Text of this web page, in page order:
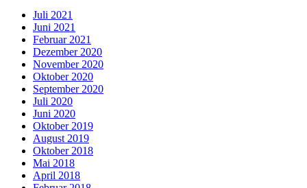
Juli 2021
Juni 2021
Februar 2021
Dezember 2020
November 2020
Oktober 2020
September 2020
Juli 2020
Juni 2020
Oktober 2019
August 2019
Oktober 2018
Mai 2018
April 2018